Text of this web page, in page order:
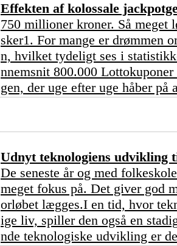
Effekten af kolossale
750 millioner kroner. Så meget
sker1. For mange er drømmen
n, hvilket tydeligt ses i
nnemsnit 800.000
gen, der uge efter uge håber
Udnyt teknologiens
De seneste år og med
meget fokus på. Det giver god
orløbet lægges.I en tid, hvor
ige liv, spiller den også en
nde teknologiske udvikling er